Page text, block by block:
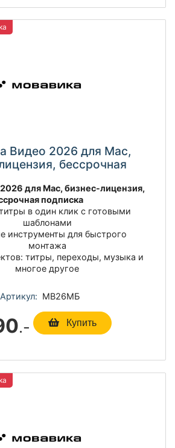
Видео 2026 для Мас,
бессрочная
для Мас, бизнес-лицензия,
подписка
в один клик с готовыми
шаблонами
инструменты для быстрого
монтажа
титры, переходы, музыка и
многое другое
Артикул: МВ26МБ
.- Купить